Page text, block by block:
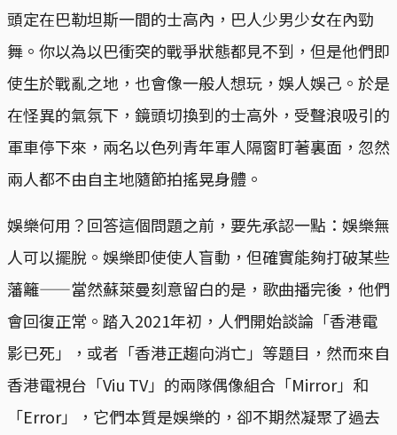
頭定在巴勒坦斯一間的士高內，巴人少男少女在內勁
舞。你以為以巴衝突的戰爭狀態都見不到，但是他們即
使生於戰亂之地，也會像一般人想玩，娛人娛己。於是
在怪異的氣氛下，鏡頭切換到的士高外，受聲浪吸引的
軍車停下來，兩名以色列青年軍人隔窗盯著裏面，忽然
兩人都不由自主地隨節拍搖晃身體。
娛樂何用？回答這個問題之前，要先承認一點：娛樂無
人可以擺脫。娛樂即使使人盲動，但確實能夠打破某些
藩籬——當然蘇萊曼刻意留白的是，歌曲播完後，他們
會回復正常。踏入2021年初，人們開始談論「香港電
影已死」，或者「香港正趨向消亡」等題目，然而來自
香港電視台「Viu TV」的兩隊偶像組合「Mirror」和
「Error」，它們本質是娛樂的，卻不期然凝聚了過去